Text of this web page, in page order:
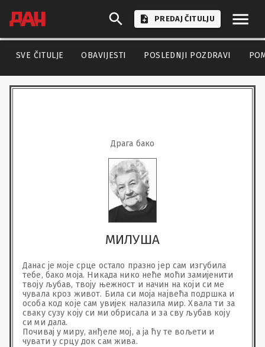
PREDAJ ČITULJU
SVE ČITULJE OBAVIJESTI POSLEDNJI POZDRAVI
Драга бако
МИЛУША
Данас је моје срце остало празно јер сам изгубила
тебе, бако моја. Никада нико неће моћи замијенити
твоју љубав, твоју њежност и начин на који си ме
чувала кроз живот. Била си моја највећа подршка и
особа код које сам увијек налазила мир. Хвала ти за
сваку сузу коју си ми обрисала и за сву љубав коју
си ми дала.
Почивај у миру, анђеле мој, а ја ћу те вољети и
чувати у срцу док сам жива.